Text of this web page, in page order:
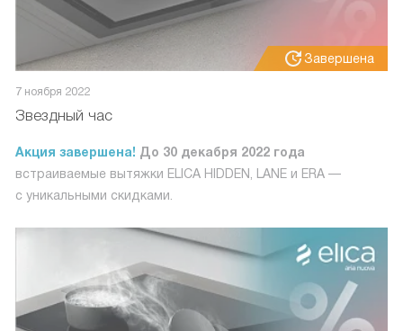
Завершена
7 ноября 2022
Звездный час
Акция завершена! До 30 декабря 2022 года
встраиваемые вытяжки ELICA HIDDEN, LANE и ERA —
с уникальными скидками.